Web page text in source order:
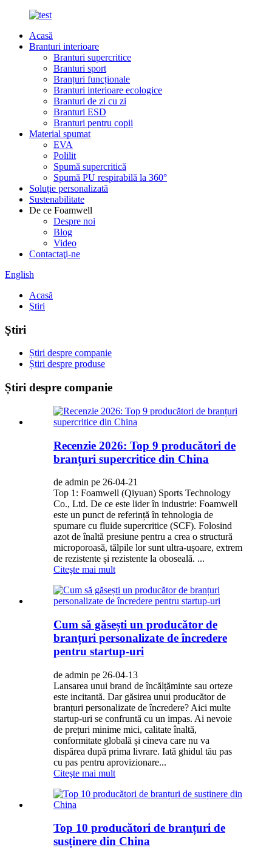
Acasă
Branturi interioare
Branturi supercritice
Branturi sport
Branțuri funcționale
Branturi interioare ecologice
Branturi de zi cu zi
Branturi ESD
Branturi pentru copii
Material spumat
EVA
Polilit
Spumă supercritică
Spumă PU respirabilă la 360°
Soluție personalizată
Sustenabilitate
De ce Foamwell
Despre noi
Blog
Video
Contactaţi-ne
English
Acasă
Ştiri
Ştiri
Știri despre companie
Știri despre produse
Știri despre companie
Recenzie 2026: Top 9 producători de
branțuri supercritice din China
de admin pe 26-04-21
Top 1: Foamwell (Qiyuan) Sports Technology
Co., Ltd. De ce este lider în industrie: Foamwell
este un punct de referință în tehnologia de
spumare cu fluide supercritice (SCF). Folosind
azot de înaltă presiune pentru a crea o structură
microporoasă, tălpile lor sunt ultra-ușoare, extrem
de rezistente și rezistente la oboseală. ...
Citeşte mai mult
Cum să găsești un producător de
branțuri personalizate de încredere
pentru startup-uri
de admin pe 26-04-13
Lansarea unui brand de încălțăminte sau orteze
este incitantă. Dar găsirea unui producător de
branțuri personalizate de încredere? Aici multe
startup-uri se confruntă cu un impas. Ai nevoie
de prețuri minime mici, calitate înaltă,
conformitate globală și cineva care nu va
dispărea după prima livrare. Iată ghidul tău pas
cu pas pentru aprovizionare...
Citeşte mai mult
Top 10 producători de branțuri de
susținere din China